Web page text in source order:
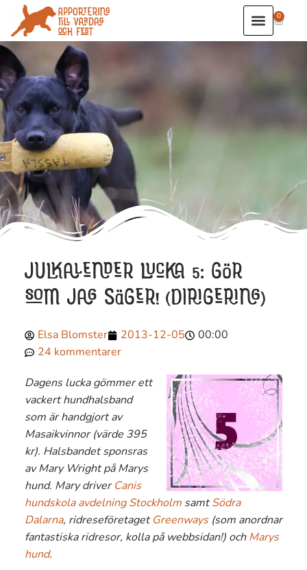
0
JULKALENDER LUCKA 5: GÖR
SOM JAG SÄGER! (DIRIGERING)
Elsa Blomster 2013-12-05
00:00
24 kommentarer
Dagens lucka gömmer ett
vackert hundhalsband
som är handgjort av
Masaikvinnor (värde 395
kr). Halsbandet sponsras
av Mary Wright på Marys
hund. Mary driverCanis
hundskola avdelning Stockholm samtSödra
Dalarna, ridreseföretagetGreenways (som anordnar
fantastiska ridresor, kolla på webbsidan!) ochMarys
hund.